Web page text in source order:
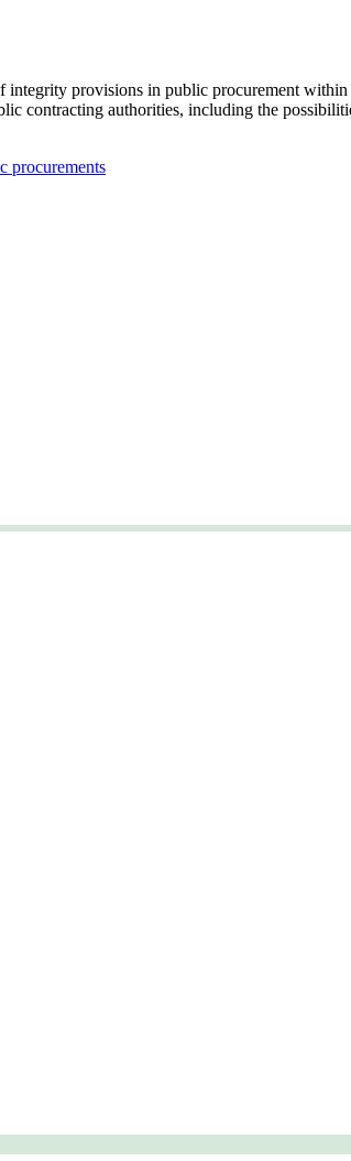
provisions in public procurement
contracting authorities, including the